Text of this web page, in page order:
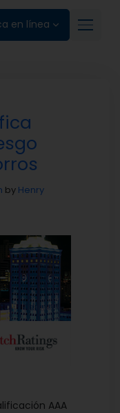
en línea
by Henry
AAA